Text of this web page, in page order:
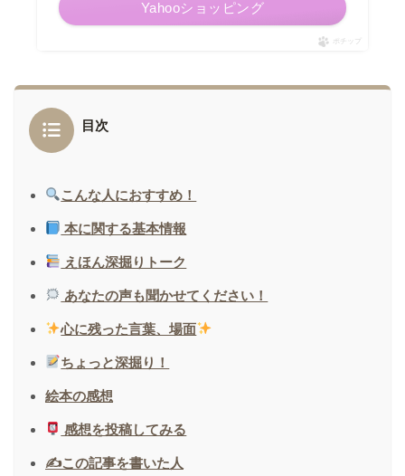
Yahooショッピング
ポチップ
目次
こんな人におすすめ！
本に関する基本情報
えほん深掘りトーク
あなたの声も聞かせてください！
心に残った言葉、場面
ちょっと深掘り！
絵本の感想
感想を投稿してみる
✍️この記事を書いた人